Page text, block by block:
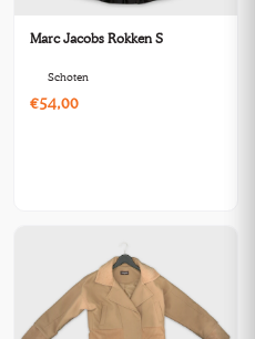
Marc Jacobs Rokken S
Schoten
€54,00